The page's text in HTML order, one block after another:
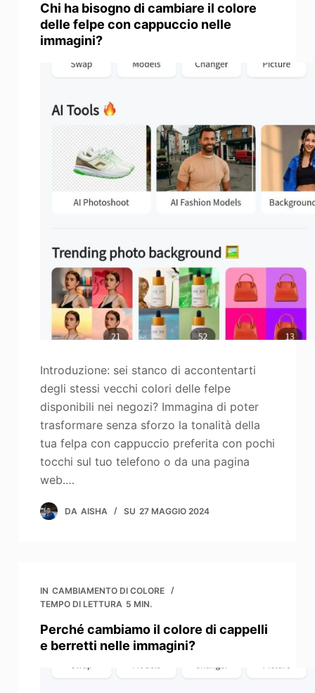
Chi ha bisogno di cambiare il colore
delle felpe con cappuccio nelle
immagini?
Introduzione: sei stanco di accontentarti
degli stessi vecchi colori delle felpe
disponibili nei negozi? Immagina di poter
trasformare senza sforzo la tonalità della
tua felpa con cappuccio preferita con pochi
tocchi sul tuo telefono o da una pagina
web.…
DA AISHA SU 27 MAGGIO 2024
IN CAMBIAMENTO DI COLORE
TEMPO DI LETTURA 5 MIN.
Perché cambiamo il colore di cappelli
e berretti nelle immagini?